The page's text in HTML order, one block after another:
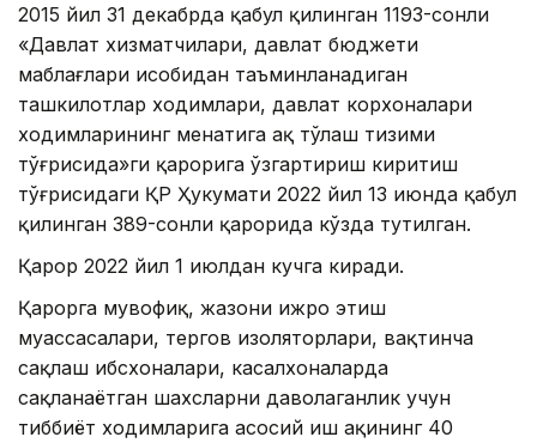
2015 йил 31 декабрда қабул қилинган 1193-сонли
«Давлат хизматчилари, давлат бюджети
маблағлари ҳисобидан таъминланадиган
ташкилотлар ходимлари, давлат корхоналари
ходимларининг меҳнатига ҳақ тўлаш тизими
тўғрисида»ги қарорига ўзгартириш киритиш
тўғрисидаги ҚР Ҳукумати 2022 йил 13 июнда қабул
қилинган 389-сонли қарорида кўзда тутилган.
Қарор 2022 йил 1 июлдан кучга киради.
Қарорга мувофиқ, жазони ижро этиш
муассасалари, тергов изоляторлари, вақтинча
сақлаш ҳибсхоналари, касалхоналарда
сақланаётган шахсларни даволаганлик учун
тиббиёт ходимларига асосий иш ҳақининг 40